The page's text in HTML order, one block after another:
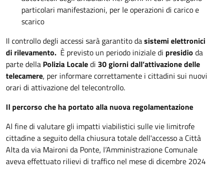
particolari manifestazioni, per le operazioni di carico e
scarico
Il controllo degli accessi sarà garantito dasistemi elettronici
di rilevamento. È previsto un periodo iniziale di presidio da
parte della Polizia Localedi 30 giorni dall’attivazione delle
telecamere, per informare correttamente i cittadini sui nuovi
orari di attivazione del telecontrollo.
Il percorso che ha portato alla nuova regolamentazione
Al fine di valutare gli impatti viabilistici sulle vie limitrofe
cittadine a seguito della chiusura totale dell'accesso a Città
Alta da via Maironi da Ponte, l’Amministrazione Comunale
aveva effettuato rilievi di traffico nel mese di dicembre 2024